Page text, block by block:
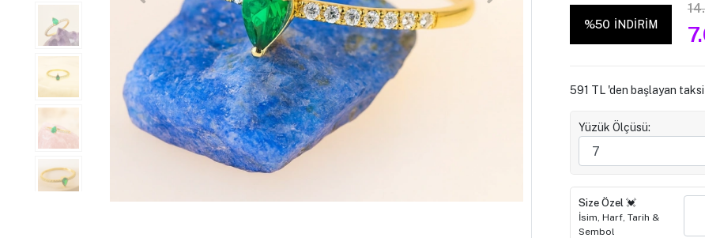
%50 İNDİRİM
591 TL 'den başlayan
Yüzük Ölçüsü:
Size Özel 💓
İsim, Harf, Tarih &
Sembol